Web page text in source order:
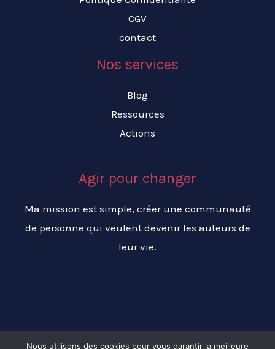
CGV
contact
Nos services
Blog
Ressources
Actions
Agir pour changer
Ma mission est simple, créer une communauté
de personne qui veulent devenir les auteurs de
leur vie.
Nous utilisons des cookies pour vous garantir la meilleure